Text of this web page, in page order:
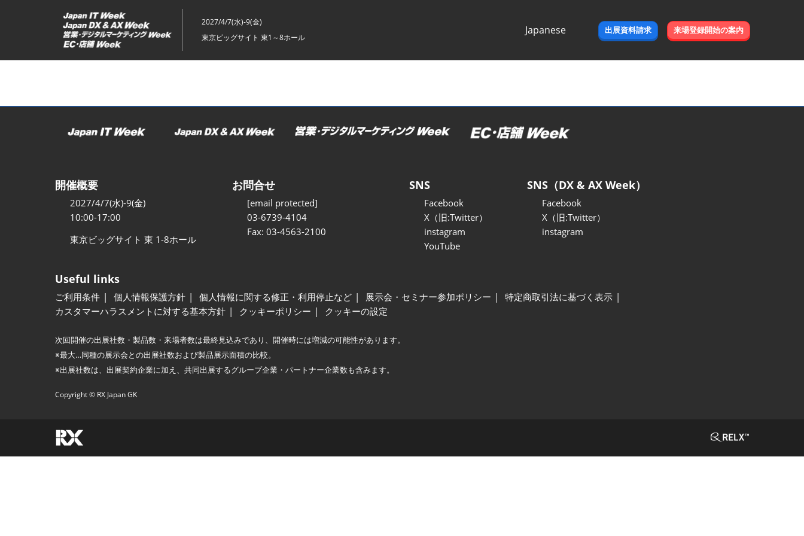
ッ
2027/4/7(水)-9(金)
東京ビッグサイト 東1～8ホール
Japanese
出展資料請求 来場登録開始の案内
開催概要
2027/4/7(水)-9(金)
10:00-17:00
東京ビッグサイト 東 1-8ホール
お問合せ
[email protected]
03-6739-4104
Fax: 03-4563-2100
SNS
Facebook
X（旧:Twitter）
instagram
YouTube
SNS（DX & AX Week）
Facebook
X（旧:Twitter）
instagram
Useful links
ご利用条件 個人情報保護方針 個人情報に関する修正・利用停止など 展示会・セミナー参加ポリシー
特定商取引法に基づく表示
カスタマーハラスメントに対する基本方針
クッキーポリシー クッキーの設定
次回開催の出展社数・製品数・来場者数は最終見込みであり、開催時には増減の可能性があります。
※最大…同種の展示会との出展社数および製品展示面積の比較。
※出展社数は、出展契約企業に加え、共同出展するグループ企業・パートナー企業数も含みます。
Copyright © RX Japan GK